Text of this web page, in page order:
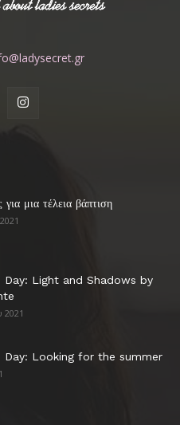
για μια τέλεια βάπτιση
Light and Shadows by
2021
Looking for the summer